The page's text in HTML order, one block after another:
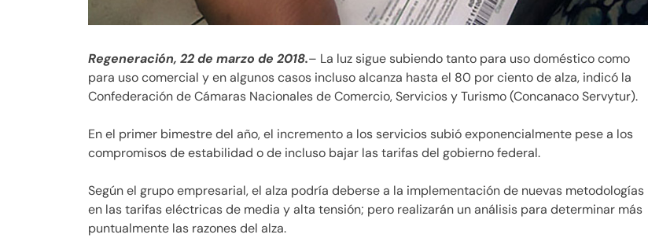
Regeneración, 22 de marzo de 2018.– La luz sigue subiendo tanto para uso doméstico como
para uso comercial y en algunos casos incluso alcanza hasta el 80 por ciento de alza, indicó la
Confederación de Cámaras Nacionales de Comercio, Servicios y Turismo (Concanaco Servytur).
En el primer bimestre del año, el incremento a los servicios subió exponencialmente pese a los
compromisos de estabilidad o de incluso bajar las tarifas del gobierno federal.
Según el grupo empresarial, el alza podría deberse a la implementación de nuevas metodologías
en las tarifas eléctricas de media y alta tensión; pero realizarán un análisis para determinar más
puntualmente las razones del alza.